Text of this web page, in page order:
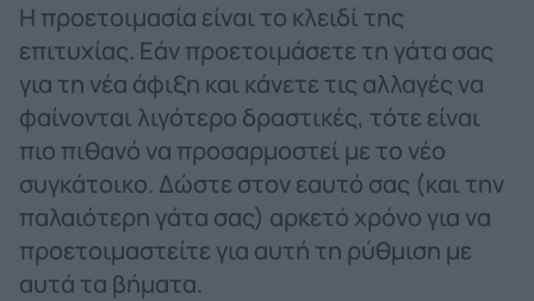
Η προετοιμασία είναι το κλειδί της
επιτυχίας. Εάν προετοιμάσετε τη γάτα σας
για τη νέα άφιξη και κάνετε τις αλλαγές να
φαίνονται λιγότερο δραστικές, τότε είναι
πιο πιθανό να προσαρμοστεί με το νέο
συγκάτοικο. Δώστε στον εαυτό σας (και την
παλαιότερη γάτα σας) αρκετό χρόνο για να
προετοιμαστείτε για αυτή τη ρύθμιση με
αυτά τα βήματα.